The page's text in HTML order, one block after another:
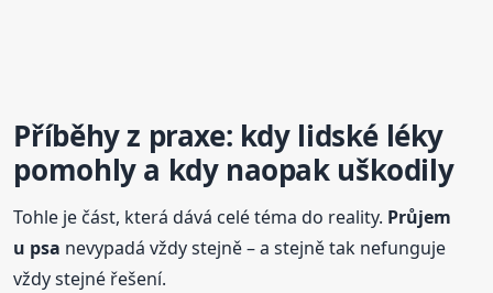
Příběhy z praxe: kdy lidské léky
pomohly a kdy naopak uškodily
Tohle je část, která dává celé téma do reality. Průjem
u psa nevypadá vždy stejně – a stejně tak nefunguje
vždy stejné řešení.